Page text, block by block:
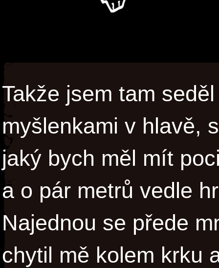
Takže jsem tam
myšlenkami v hlavě,
jaký bych měl mít
a o pár metrů vedle
Najednou se přede
chytil mě kolem krku